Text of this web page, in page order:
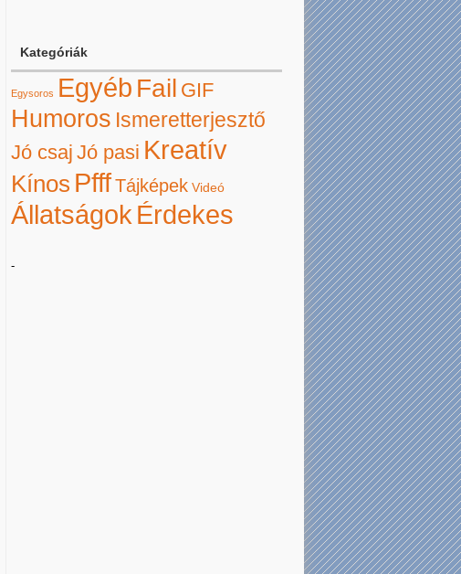
Kategóriák
Egysoros Egyéb Fail GIF
Humoros Ismeretterjesztő
Jó csaj Jó pasi Kreatív
Kínos PfffTájképek Videó
Állatságok Érdekes
-